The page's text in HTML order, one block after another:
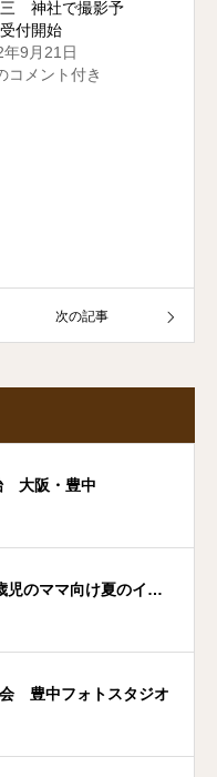
神社で撮影予
付開始
年9月21日
コメント付き
次の記事
大阪・豊中
児のママ向け夏のイベ
豊中フォトスタジオ